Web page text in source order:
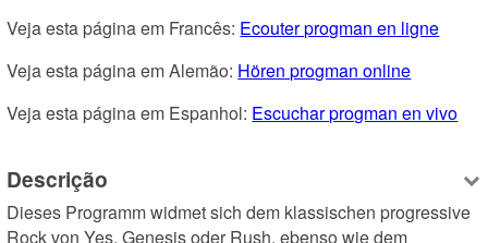
Veja esta página em Francês: Ecouter progman en ligne
Veja esta página em Alemão: Hören progman online
Veja esta página em Espanhol: Escuchar progman en vivo
Descrição
Dieses Programm widmet sich dem klassischen progressive
Rock von Yes, Genesis oder Rush, ebenso wie dem